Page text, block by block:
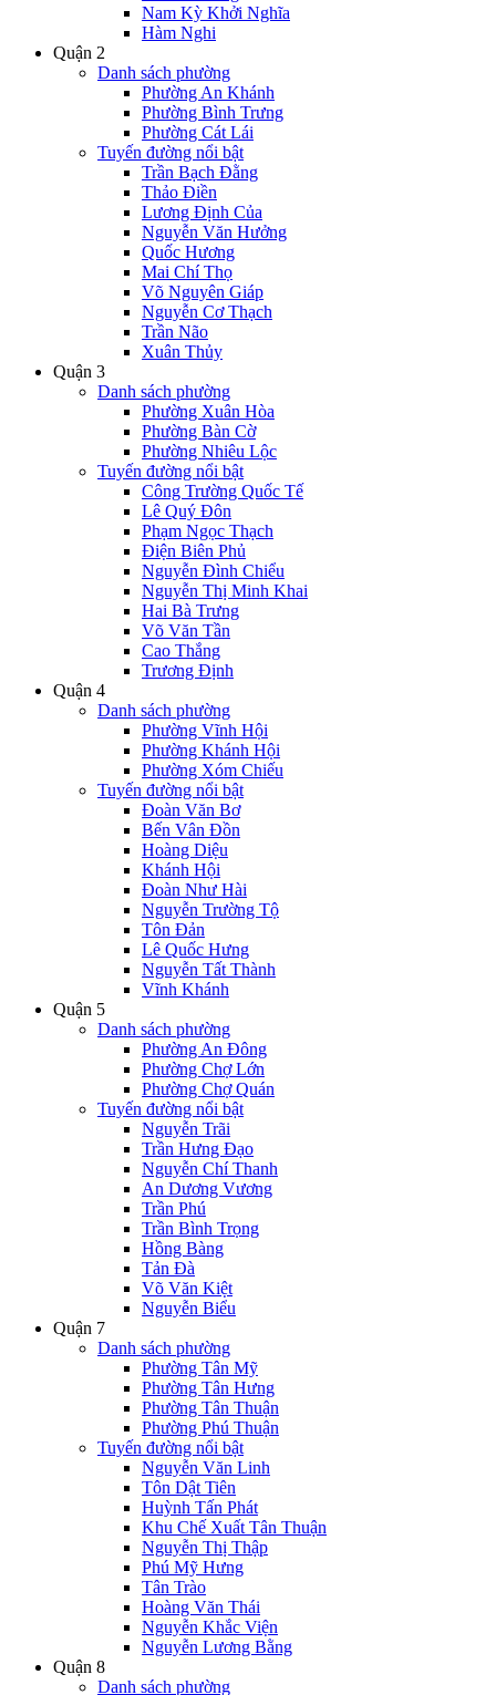
Nam Kỳ Khởi Nghĩa
Hàm Nghi
Quận 2
Danh sách phường
Phường An Khánh
Phường Bình Trưng
Phường Cát Lái
Tuyến đường nổi bật
Trần Bạch Đằng
Thảo Điền
Lương Định Của
Nguyễn Văn Hưởng
Quốc Hương
Mai Chí Thọ
Võ Nguyên Giáp
Nguyễn Cơ Thạch
Trần Não
Xuân Thủy
Quận 3
Danh sách phường
Phường Xuân Hòa
Phường Bàn Cờ
Phường Nhiêu Lộc
Tuyến đường nổi bật
Công Trường Quốc Tế
Lê Quý Đôn
Phạm Ngọc Thạch
Điện Biên Phủ
Nguyễn Đình Chiểu
Nguyễn Thị Minh Khai
Hai Bà Trưng
Võ Văn Tần
Cao Thắng
Trương Định
Quận 4
Danh sách phường
Phường Vĩnh Hội
Phường Khánh Hội
Phường Xóm Chiếu
Tuyến đường nổi bật
Đoàn Văn Bơ
Bến Vân Đồn
Hoàng Diệu
Khánh Hội
Đoàn Như Hài
Nguyễn Trường Tộ
Tôn Đản
Lê Quốc Hưng
Nguyễn Tất Thành
Vĩnh Khánh
Quận 5
Danh sách phường
Phường An Đông
Phường Chợ Lớn
Phường Chợ Quán
Tuyến đường nổi bật
Nguyễn Trãi
Trần Hưng Đạo
Nguyễn Chí Thanh
An Dương Vương
Trần Phú
Trần Bình Trọng
Hồng Bàng
Tản Đà
Võ Văn Kiệt
Nguyễn Biểu
Quận 7
Danh sách phường
Phường Tân Mỹ
Phường Tân Hưng
Phường Tân Thuận
Phường Phú Thuận
Tuyến đường nổi bật
Nguyễn Văn Linh
Tôn Dật Tiên
Huỳnh Tấn Phát
Khu Chế Xuất Tân Thuận
Nguyễn Thị Thập
Phú Mỹ Hưng
Tân Trào
Hoàng Văn Thái
Nguyễn Khắc Viện
Nguyễn Lương Bằng
Quận 8
Danh sách phường